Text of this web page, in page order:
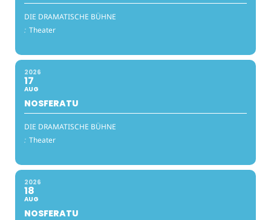
DIE DRAMATISCHE BÜHNE
: Theater
2026
17
AUG
NOSFERATU
DIE DRAMATISCHE BÜHNE
: Theater
2026
18
AUG
NOSFERATU